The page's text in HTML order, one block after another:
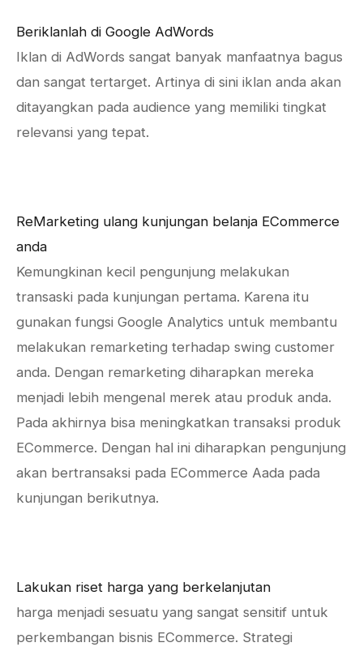
Beriklanlah di Google AdWords
Iklan di AdWords sangat banyak manfaatnya bagus
dan sangat tertarget. Artinya di sini iklan anda akan
ditayangkan pada audience yang memiliki tingkat
relevansi yang tepat.
ReMarketing ulang kunjungan belanja ECommerce
anda
Kemungkinan kecil pengunjung melakukan
transaski pada kunjungan pertama. Karena itu
gunakan fungsi Google Analytics untuk membantu
melakukan remarketing terhadap swing customer
anda. Dengan remarketing diharapkan mereka
menjadi lebih mengenal merek atau produk anda.
Pada akhirnya bisa meningkatkan transaksi produk
ECommerce. Dengan hal ini diharapkan pengunjung
akan bertransaksi pada ECommerce Aada pada
kunjungan berikutnya.
Lakukan riset harga yang berkelanjutan
harga menjadi sesuatu yang sangat sensitif untuk
perkembangan bisnis ECommerce. Strategi